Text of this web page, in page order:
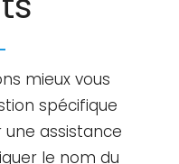
mieux vous
spécifique
assistance
le nom du